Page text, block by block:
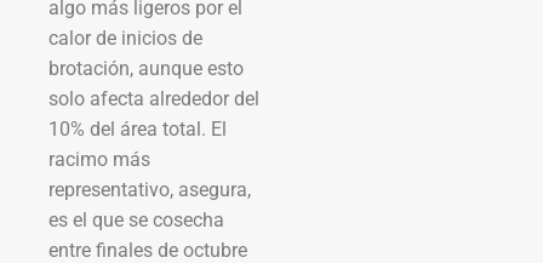
algo más ligeros por el
calor de inicios de
brotación, aunque esto
solo afecta alrededor del
10% del área total. El
racimo más
representativo, asegura,
es el que se cosecha
entre finales de octubre